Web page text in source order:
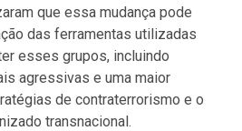
que essa mudança pode
das ferramentas utilizadas
esses grupos, incluindo
agressivas e uma maior
de contraterrorismo e o
transnacional.